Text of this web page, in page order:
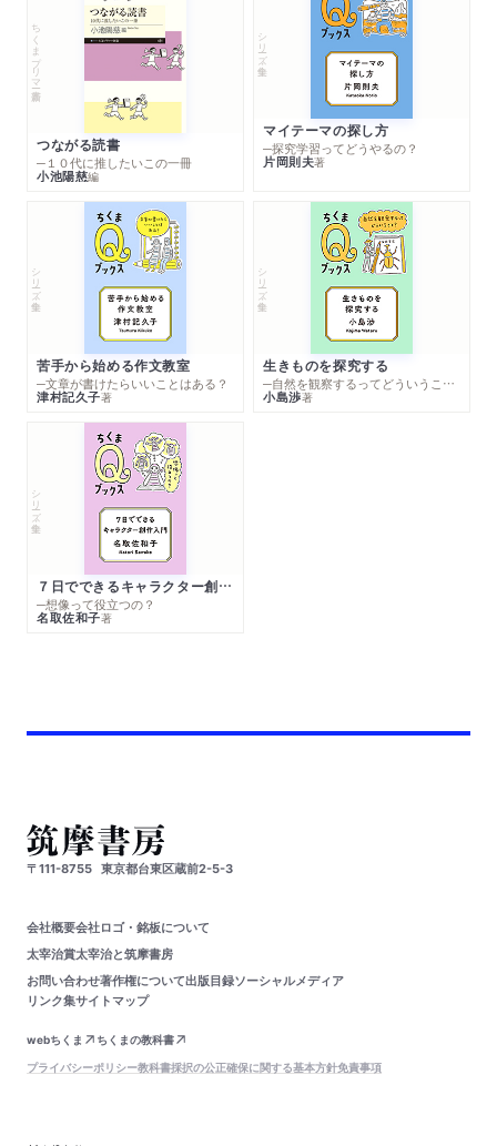
ちくまプリマー新書
つながる読書
─１０代に推したいこの一冊
小池陽慈編
シリーズ・全集
マイテーマの探し方
─探究学習ってどうやるの？
片岡則夫著
シリーズ・全集
苦手から始める作文教室
─文章が書けたらいいことはある？
津村記久子著
シリーズ・全集
生きものを探究する
─自然を観察するってどういうこと？
小島渉著
シリーズ・全集
７日でできるキャラクター創作入門
─想像って役立つの？
名取佐和子著
〒111-8755 東京都台東区蔵前2-5-3
会社概要会社ロゴ・銘板について
太宰治賞太宰治と筑摩書房
お問い合わせ著作権について出版目録ソーシャルメディア
リンク集サイトマップ
webちくま
ちくまの教科書
プライバシーポリシー教科書採択の公正確保に関する基本方針免責事項